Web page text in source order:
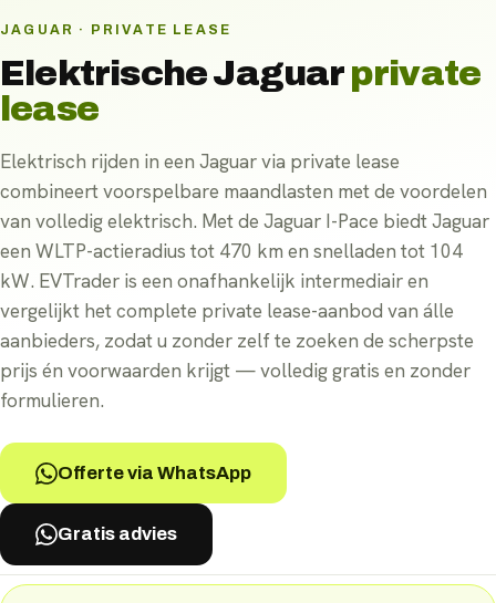
JAGUAR · PRIVATE LEASE
ElektrischeJaguar private
lease
Elektrisch rijden in een Jaguar via private lease
combineert voorspelbare maandlasten met de voordelen
van volledig elektrisch. Met de Jaguar I-Pace biedt Jaguar
een WLTP-actieradius tot 470 km en snelladen tot 104
kW. EVTrader is een onafhankelijk intermediair en
vergelijkt het complete private lease-aanbod van álle
aanbieders, zodat u zonder zelf te zoeken de scherpste
prijs én voorwaarden krijgt — volledig gratis en zonder
formulieren.
Offerte via WhatsApp
Gratis advies